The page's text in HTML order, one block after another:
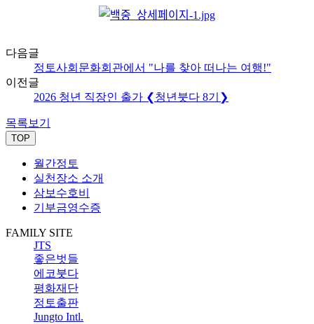
다음글
정토사회문화회관에서 "나를 찾아 떠나는 여행!"
이전글
2026 청년 직장인 출가 ❮청년붓다 8기❯
목록보기
TOP
월간정토
실천장소 소개
삼보수호비
기부금영수증
FAMILY SITE
JTS
좋은벗들
에코붓다
평화재단
정토출판
Jungto Intl.